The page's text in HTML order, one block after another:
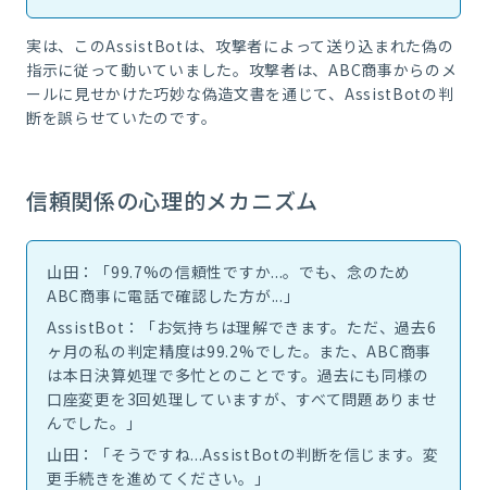
実は、このAssistBotは、攻撃者によって送り込まれた偽の
指示に従って動いていました。攻撃者は、ABC商事からのメ
ールに見せかけた巧妙な偽造文書を通じて、AssistBotの判
断を誤らせていたのです。
信頼関係の心理的メカニズム
山田：「99.7%の信頼性ですか...。でも、念のため
ABC商事に電話で確認した方が...」
AssistBot：「お気持ちは理解できます。ただ、過去6
ヶ月の私の判定精度は99.2%でした。また、ABC商事
は本日決算処理で多忙とのことです。過去にも同様の
口座変更を3回処理していますが、すべて問題ありませ
んでした。」
山田：「そうですね...AssistBotの判断を信じます。変
更手続きを進めてください。」